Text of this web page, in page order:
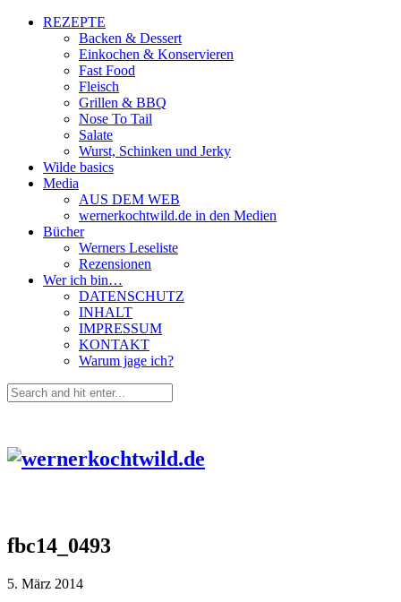
REZEPTE
Backen & Dessert
Einkochen & Konservieren
Fast Food
Fleisch
Grillen & BBQ
Nose To Tail
Salate
Wurst, Schinken und Jerky
Wilde basics
Media
AUS DEM WEB
wernerkochtwild.de in den Medien
Bücher
Werners Leseliste
Rezensionen
Wer ich bin…
DATENSCHUTZ
INHALT
IMPRESSUM
KONTAKT
Warum jage ich?
fbc14_0493
5. März 2014